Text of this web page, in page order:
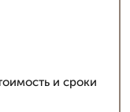
и сроки